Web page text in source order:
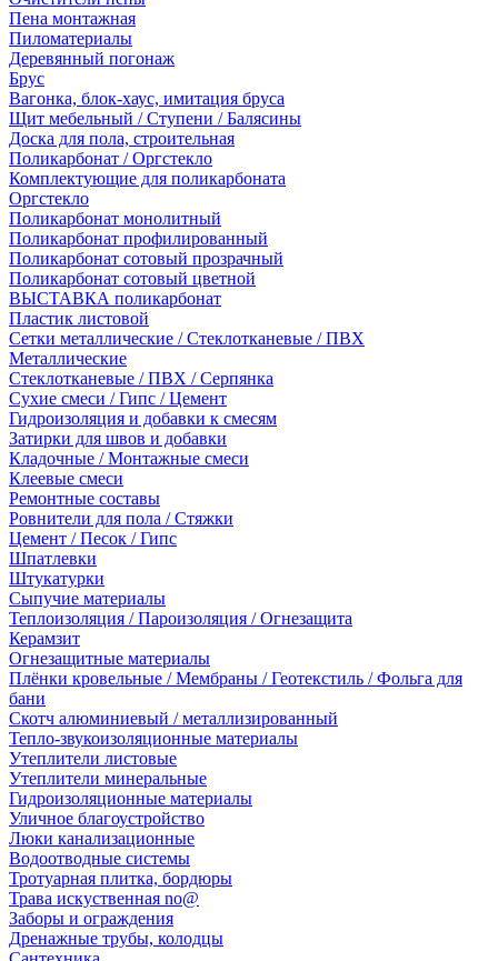
Пена монтажная
Пиломатериалы
Деревянный погонаж
Брус
Вагонка, блок-хаус, имитация бруса
Щит мебельный / Ступени / Балясины
Доска для пола, строительная
Поликарбонат / Оргстекло
Комплектующие для поликарбоната
Оргстекло
Поликарбонат монолитный
Поликарбонат профилированный
Поликарбонат сотовый прозрачный
Поликарбонат сотовый цветной
ВЫСТАВКА поликарбонат
Пластик листовой
Сетки металлические / Стеклотканевые / ПВХ
Металлические
Стеклотканевые / ПВХ / Серпянка
Сухие смеси / Гипс / Цемент
Гидроизоляция и добавки к смесям
Затирки для швов и добавки
Кладочные / Монтажные смеси
Клеевые смеси
Ремонтные составы
Ровнители для пола / Стяжки
Цемент / Песок / Гипс
Шпатлевки
Штукатурки
Сыпучие материалы
Теплоизоляция / Пароизоляция / Огнезащита
Керамзит
Огнезащитные материалы
Плёнки кровельные / Мембраны / Геотекстиль / Фольга для
бани
Скотч алюминиевый / металлизированный
Тепло-звукоизоляционные материалы
Утеплители листовые
Утеплители минеральные
Гидроизоляционные материалы
Уличное благоустройство
Люки канализационные
Водоотводные системы
Тротуарная плитка, бордюры
Трава искуственная no@
Заборы и ограждения
Дренажные трубы, колодцы